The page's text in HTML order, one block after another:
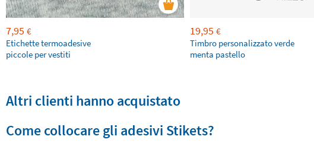
7,95 €
Etichette termoadesive
piccole per vestiti
19,95 €
Timbro personalizzato verde
menta pastello
Altri clienti hanno acquistato
Come collocare gli adesivi Stikets?